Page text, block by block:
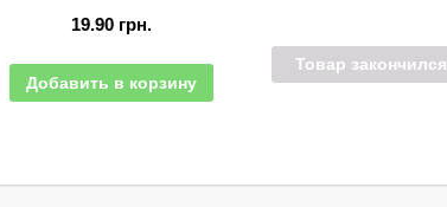
19.90 грн.
Добавить в корзину
Товар закончился